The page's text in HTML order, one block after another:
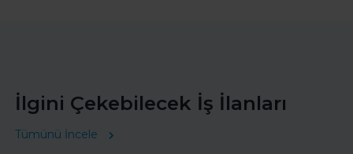
İlgini Çekebilecek İş İlanları
Tümünü İncele